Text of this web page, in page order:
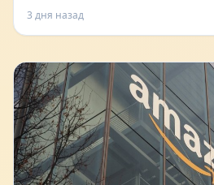
3 дня назад